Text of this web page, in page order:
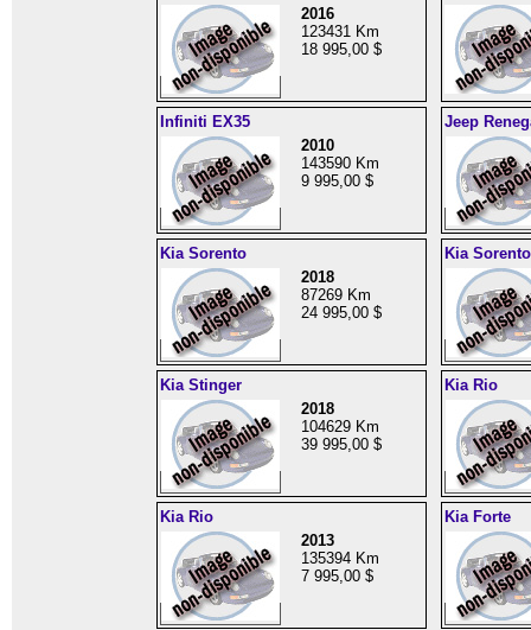
2016
123431 Km
18 995,00 $
Infiniti EX35
2010
143590 Km
9 995,00 $
Jeep
Kia Sorento
2018
87269 Km
24 995,00 $
Kia Sorento
Kia Stinger
2018
104629 Km
39 995,00 $
Kia Rio
Kia Rio
2013
135394 Km
7 995,00 $
Kia Forte